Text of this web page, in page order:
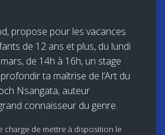
propose pour les vacances
de 12 ans et plus, du lundi
de 14h à 16h, un stage
ta maîtrise de l’Art du
Nsangata, auteur
connaisseur du genre.
charge de mettre à disposition le